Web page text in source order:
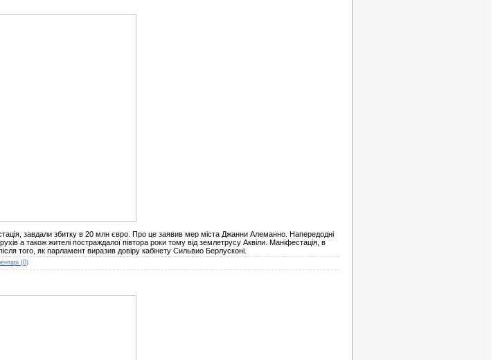
завдали збитку в 20 млн євро. Про це заявив мер міста Джанни Алеманно. Напередодні
а також жителі постраждалої півтора роки тому від землетрусу Аквіли. Маніфестація, в
того, як парламент виразив довіру кабінету Сильвио Берлусконі.
(0)